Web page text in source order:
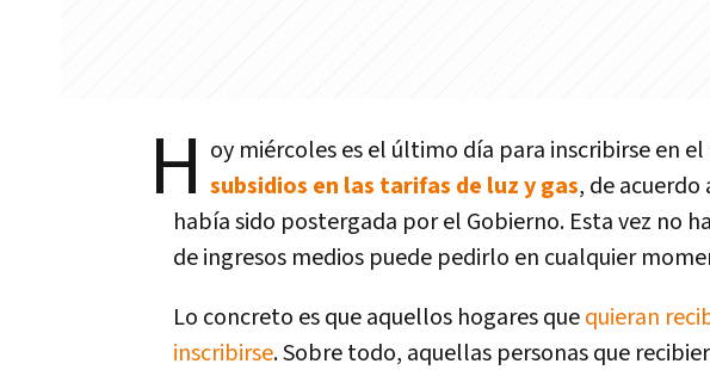
H oy miércoles es el último día para inscribirse en
subsidios en las tarifas de luz y gas, de acuerdo
había sido postergada por el Gobierno. Esta vez no
de ingresos medios puede pedirlo en cualquier
Lo concreto es que aquellos hogares quequieran
inscribirse. Sobre todo, aquellas personas que